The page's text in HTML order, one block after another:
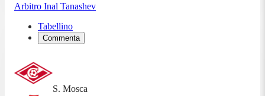
Arbitro Inal Tanashev
Tabellino
Commenta
S. Mosca